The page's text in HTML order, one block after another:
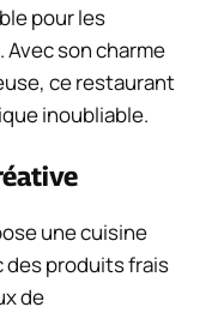
pour les
son charme
ce restaurant
inoubliable.
une cuisine
des produits frais
de